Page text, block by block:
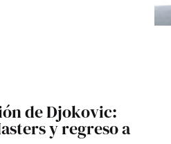
de Djokovic:
y regreso a